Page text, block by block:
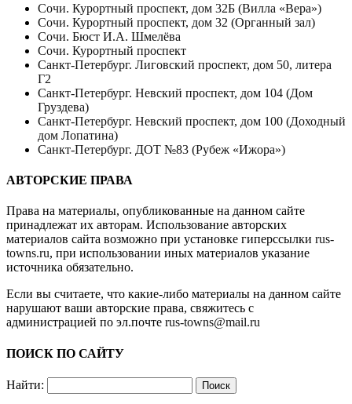
Сочи. Курортный проспект, дом 32Б (Вилла «Вера»)
Сочи. Курортный проспект, дом 32 (Органный зал)
Сочи. Бюст И.А. Шмелёва
Сочи. Курортный проспект
Санкт-Петербург. Лиговский проспект, дом 50, литера
Г2
Санкт-Петербург. Невский проспект, дом 104 (Дом
Груздева)
Санкт-Петербург. Невский проспект, дом 100 (Доходный
дом Лопатина)
Санкт-Петербург. ДОТ №83 (Рубеж «Ижора»)
АВТОРСКИЕ ПРАВА
Права на материалы, опубликованные на данном сайте
принадлежат их авторам. Использование авторских
материалов сайта возможно при установке гиперссылки rus-
towns.ru, при использовании иных материалов указание
источника обязательно.
Если вы считаете, что какие-либо материалы на данном сайте
нарушают ваши авторские права, свяжитесь с
администрацией по эл.почте rus-towns@mail.ru
ПОИСК ПО САЙТУ
Найти: